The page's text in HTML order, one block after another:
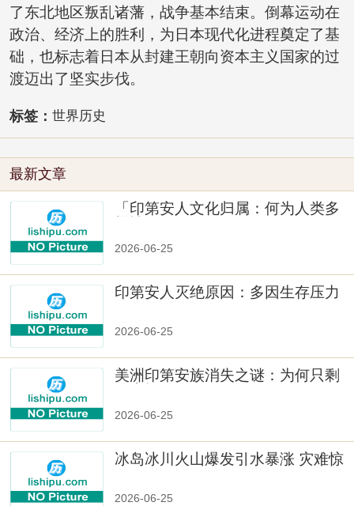
了东北地区叛乱诸藩，战争基本结束。倒幕运动在
政治、经济上的胜利，为日本现代化进程奠定了基
础，也标志着日本从封建王朝向资本主义国家的过
渡迈出了坚实步伐。
标签： 世界历史
最新文章
「印第安人文化归属：何为人类多
2026-06-25
印第安人灭绝原因：多因生存压力
2026-06-25
美洲印第安族消失之谜：为何只剩
2026-06-25
冰岛冰川火山爆发引水暴涨 灾难惊
2026-06-25